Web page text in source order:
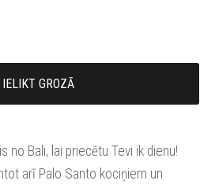
IELIKT GROZĀ
no Bali, lai priecētu Tevi ik dienu!
arī Palo Santo kociņiem un